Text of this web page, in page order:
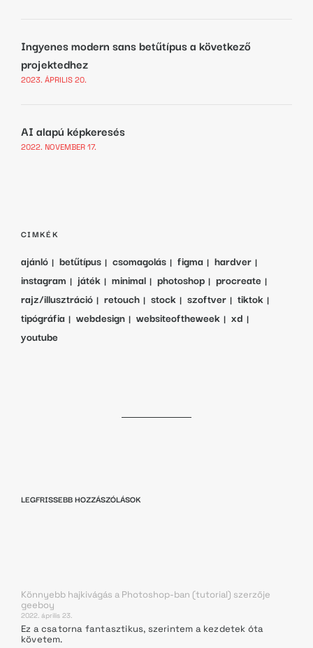
Ingyenes modern sans betűtípus a következő
projektedhez
2023. ÁPRILIS 20.
AI alapú képkeresés
2022. NOVEMBER 17.
CIMKÉK
ajánló betűtípus csomagolás figma
hardver
instagram
játék minimal photoshop
procreate
rajz/illusztráció
retouch stock szoftver
tiktok
tipógráfia
webdesign websiteoftheweek
xd
youtube
LEGFRISSEBB HOZZÁSZÓLÁSOK
Könnyebb hajkivágás a Photoshop-ban (tutorial) szerzője
geeboy
2022. április 23.
Ez a csatorna fantasztikus, szerintem a kezdetek óta
követem.